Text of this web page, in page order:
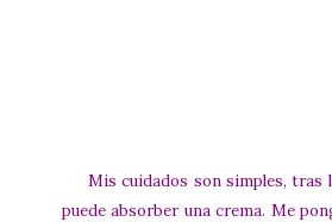
Mis cuidados son simples, tras
puede absorber una crema. Me